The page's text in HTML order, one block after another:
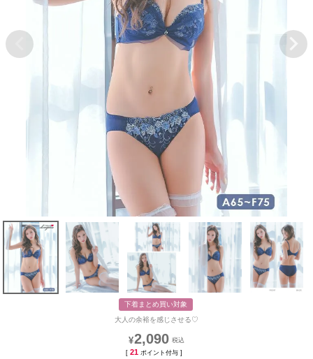
下着まとめ買い対象
大人の余裕を感じさせる♡
¥2,090
[ 21 ポイント付与 ]